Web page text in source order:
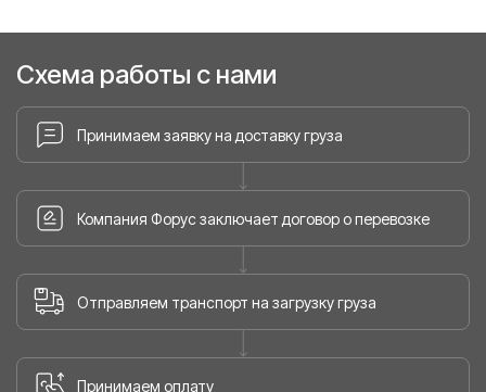
Схема работы с нами
Принимаем заявку на доставку груза
Компания Форус заключает договор о перевозке
Отправляем транспорт на загрузку груза
Принимаем оплату